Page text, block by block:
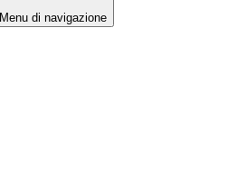
Menu di navigazione